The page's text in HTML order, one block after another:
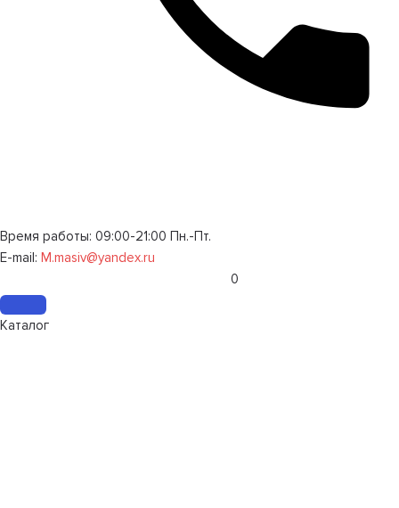
Время работы: 09:00-21:00 Пн.-Пт.
E-mail: M.masiv@yandex.ru
0
Каталог